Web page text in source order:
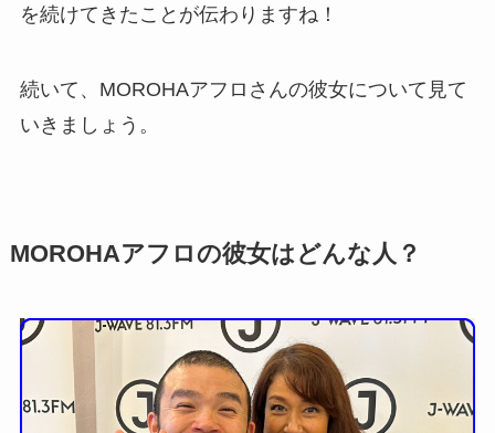
を続けてきたことが伝わりますね！
続いて、MOROHAアフロさんの彼女について見て
いきましょう。
MOROHAアフロの彼女はどんな人？